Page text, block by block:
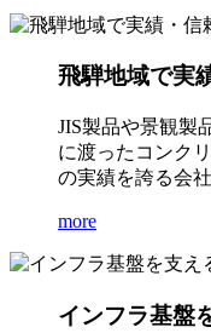
飛騨地域で実
JIS製品や景観製
に渡ったコンク
の実績を誇る会社
more
インフラ基盤